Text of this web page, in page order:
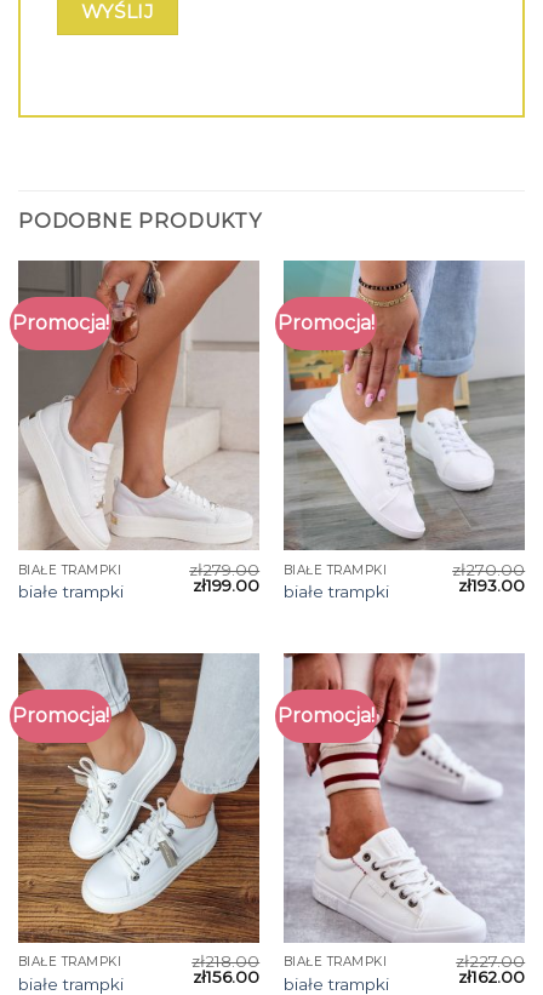
PODOBNE PRODUKTY
Promocja!
BIAŁE TRAMPKI
białe trampki
zł279.00
zł199.00
Promocja!
BIAŁE TRAMPKI
białe trampki
zł270.00
zł193.00
Promocja!
BIAŁE TRAMPKI
białe trampki
zł218.00
zł156.00
Promocja!
BIAŁE TRAMPKI
białe trampki
zł227.00
zł162.00